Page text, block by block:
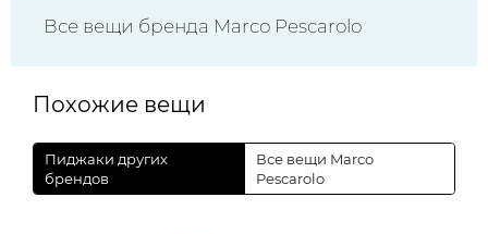
Все вещи бренда Marco Pescarolo
Похожие вещи
Пиджаки других
брендов
Все вещи Marco
Pescarolo